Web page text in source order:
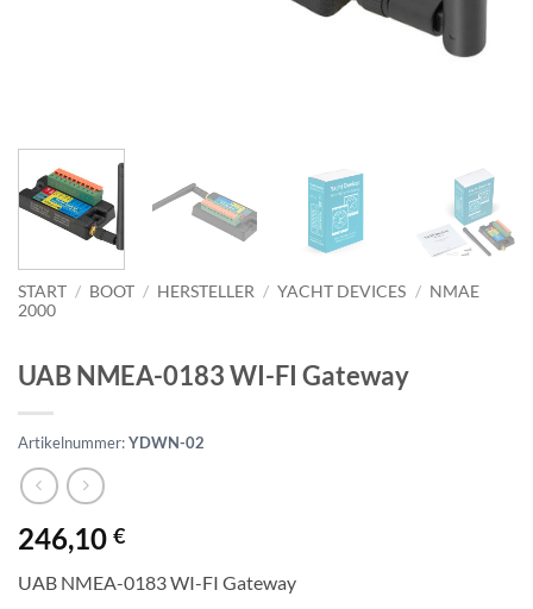
START / BOOT / HERSTELLER / YACHT DEVICES / NMAE
2000
UAB NMEA-0183 WI-FI Gateway
Artikelnummer:YDWN-02
246,10 €
UAB NMEA-0183 WI-FI Gateway